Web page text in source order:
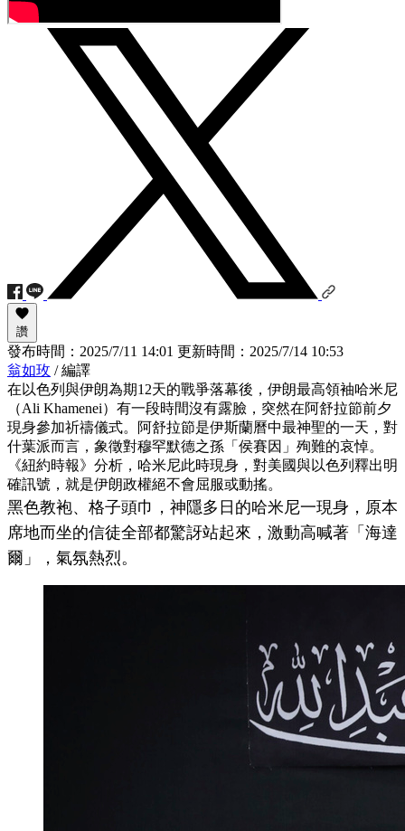
讚
發布時間： 2025/7/11 14:01 更新時間： 2025/7/14 10:53
翁如玫 / 編譯
在以色列與伊朗為期12天的戰爭落幕後，伊朗最高領袖哈米尼
（Ali Khamenei）有一段時間沒有露臉，突然在阿舒拉節前夕
現身參加祈禱儀式。阿舒拉節是伊斯蘭曆中最神聖的一天，對
什葉派而言，象徵對穆罕默德之孫「侯賽因」殉難的哀悼。
《紐約時報》分析，哈米尼此時現身，對美國與以色列釋出明
確訊號，就是伊朗政權絕不會屈服或動搖。
黑色教袍、格子頭巾，神隱多日的哈米尼一現身，原本
席地而坐的信徒全部都驚訝站起來，激動高喊著「海達
爾」，氣氛熱烈。